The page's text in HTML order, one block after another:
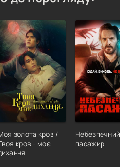
золота кров /
кров - моє
Небезпечний
пасажир